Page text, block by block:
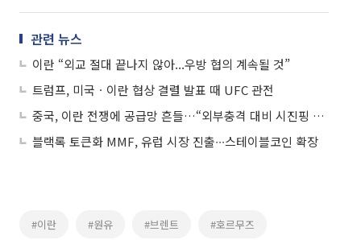
관련 뉴스
이란 “외교 절대 끝나지 않아...우방 협의 계속될 것”
트럼프, 미국ㆍ이란 협상 결렬 발표 때 UFC 관전
중국, 이란 전쟁에 공급망 흔들…“외부충격 대비 시진핑 노력 한계”
블랙록 토큰화 MMF, 유럽 시장 진출∙∙∙스테이블코인 확장
#이란 #원유 #브렌트 #호르무즈